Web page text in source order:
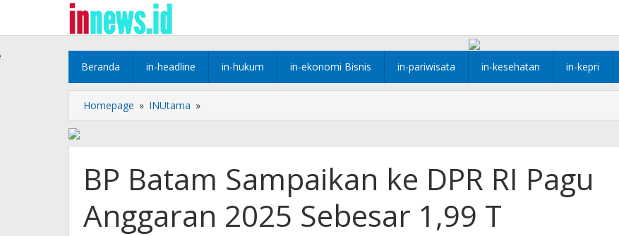
konten
Beranda in-headline in-hukum in-ekonomi Bisnis in-pariwisata in-kesehatan in-kepri
Homepage » INUtama »
Batam
ke
RI
Pagu
Anggaran
BP Batam Sampaikan ke DPR RI Pagu
Anggaran 2025 Sebesar 1,99 T